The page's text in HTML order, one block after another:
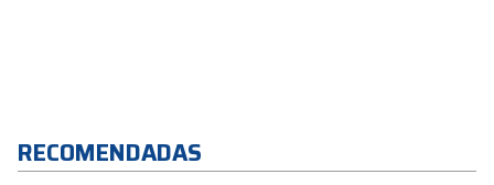
RECOMENDADAS